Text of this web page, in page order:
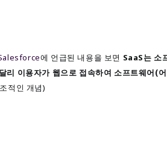
alesforce에 언급된 내용을 보면 SaaS는 소
리 이용자가 웹으로 접속하여 소프트웨어(
적인 개념)